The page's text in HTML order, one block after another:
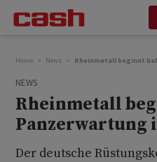
Home News Rheinmetall beginnt
NEWS
Rheinmetall
Panzerwartung
Der deutsche